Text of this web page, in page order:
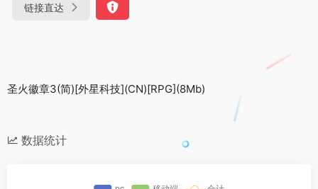
链接直达
圣火徽章3(简)[外星科技](CN)[RPG](8Mb)
数据统计